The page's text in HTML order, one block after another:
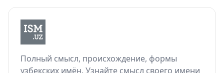
Полный смысл, происхождение, формы
узбекских имён. Узнайте смысл своего имени